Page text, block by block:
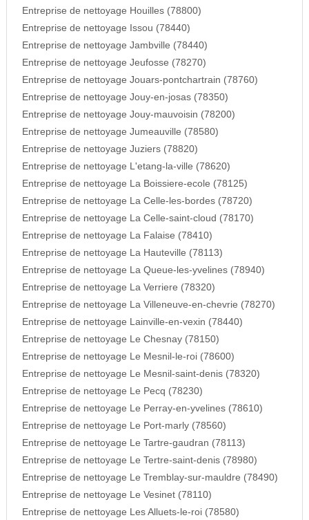
Entreprise de nettoyage Houilles (78800)
Entreprise de nettoyage Issou (78440)
Entreprise de nettoyage Jambville (78440)
Entreprise de nettoyage Jeufosse (78270)
Entreprise de nettoyage Jouars-pontchartrain (78760)
Entreprise de nettoyage Jouy-en-josas (78350)
Entreprise de nettoyage Jouy-mauvoisin (78200)
Entreprise de nettoyage Jumeauville (78580)
Entreprise de nettoyage Juziers (78820)
Entreprise de nettoyage L'etang-la-ville (78620)
Entreprise de nettoyage La Boissiere-ecole (78125)
Entreprise de nettoyage La Celle-les-bordes (78720)
Entreprise de nettoyage La Celle-saint-cloud (78170)
Entreprise de nettoyage La Falaise (78410)
Entreprise de nettoyage La Hauteville (78113)
Entreprise de nettoyage La Queue-les-yvelines (78940)
Entreprise de nettoyage La Verriere (78320)
Entreprise de nettoyage La Villeneuve-en-chevrie (78270)
Entreprise de nettoyage Lainville-en-vexin (78440)
Entreprise de nettoyage Le Chesnay (78150)
Entreprise de nettoyage Le Mesnil-le-roi (78600)
Entreprise de nettoyage Le Mesnil-saint-denis (78320)
Entreprise de nettoyage Le Pecq (78230)
Entreprise de nettoyage Le Perray-en-yvelines (78610)
Entreprise de nettoyage Le Port-marly (78560)
Entreprise de nettoyage Le Tartre-gaudran (78113)
Entreprise de nettoyage Le Tertre-saint-denis (78980)
Entreprise de nettoyage Le Tremblay-sur-mauldre (78490)
Entreprise de nettoyage Le Vesinet (78110)
Entreprise de nettoyage Les Alluets-le-roi (78580)